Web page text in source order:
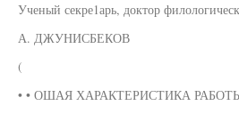
Ученый секре1арь, доктор
А. ДЖУНИСБЕКОВ
(
• • ОШАЯ ХАРАКТЕРИСТИКА